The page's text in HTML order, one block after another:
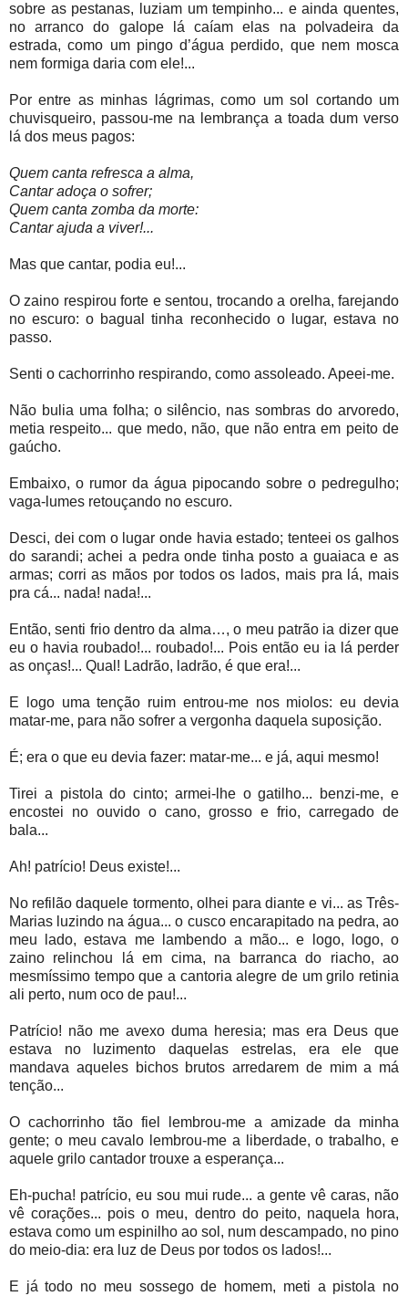
sobre as pestanas, luziam um tempinho... e ainda quentes,
no arranco do galope lá caíam elas na polvadeira da
estrada, como um pingo d’água perdido, que nem mosca
nem formiga daria com ele!...
Por entre as minhas lágrimas, como um sol cortando um
chuvisqueiro, passou-me na lembrança a toada dum verso
lá dos meus pagos:
Quem canta refresca a alma,
Cantar adoça o sofrer;
Quem canta zomba da morte:
Cantar ajuda a viver!...
Mas que cantar, podia eu!...
O zaino respirou forte e sentou, trocando a orelha, farejando
no escuro: o bagual tinha reconhecido o lugar, estava no
passo.
Senti o cachorrinho respirando, como assoleado. Apeei-me.
Não bulia uma folha; o silêncio, nas sombras do arvoredo,
metia respeito... que medo, não, que não entra em peito de
gaúcho.
Embaixo, o rumor da água pipocando sobre o pedregulho;
vaga-lumes retouçando no escuro.
Desci, dei com o lugar onde havia estado; tenteei os galhos
do sarandi; achei a pedra onde tinha posto a guaiaca e as
armas; corri as mãos por todos os lados, mais pra lá, mais
pra cá... nada! nada!...
Então, senti frio dentro da alma…, o meu patrão ia dizer que
eu o havia roubado!... roubado!... Pois então eu ia lá perder
as onças!... Qual! Ladrão, ladrão, é que era!...
E logo uma tenção ruim entrou-me nos miolos: eu devia
matar-me, para não sofrer a vergonha daquela suposição.
É; era o que eu devia fazer: matar-me... e já, aqui mesmo!
Tirei a pistola do cinto; armei-lhe o gatilho... benzi-me, e
encostei no ouvido o cano, grosso e frio, carregado de
bala...
Ah! patrício! Deus existe!...
No refilão daquele tormento, olhei para diante e vi... as Três-
Marias luzindo na água... o cusco encarapitado na pedra, ao
meu lado, estava me lambendo a mão... e logo, logo, o
zaino relinchou lá em cima, na barranca do riacho, ao
mesmíssimo tempo que a cantoria alegre de um grilo retinia
ali perto, num oco de pau!...
Patrício! não me avexo duma heresia; mas era Deus que
estava no luzimento daquelas estrelas, era ele que
mandava aqueles bichos brutos arredarem de mim a má
tenção...
O cachorrinho tão fiel lembrou-me a amizade da minha
gente; o meu cavalo lembrou-me a liberdade, o trabalho, e
aquele grilo cantador trouxe a esperança...
Eh-pucha! patrício, eu sou mui rude... a gente vê caras, não
vê corações... pois o meu, dentro do peito, naquela hora,
estava como um espinilho ao sol, num descampado, no pino
do meio-dia: era luz de Deus por todos os lados!...
E já todo no meu sossego de homem, meti a pistola no